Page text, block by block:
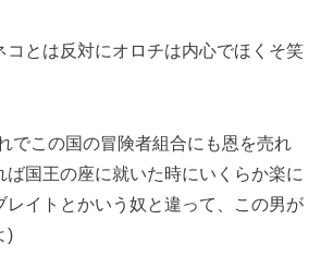
とは反対にオロチは内心でほくそ笑
でこの国の冒険者組合にも恩を売れ
ば国王の座に就いた時にいくらか楽に
レイトとかいう奴と違って、この男が
)